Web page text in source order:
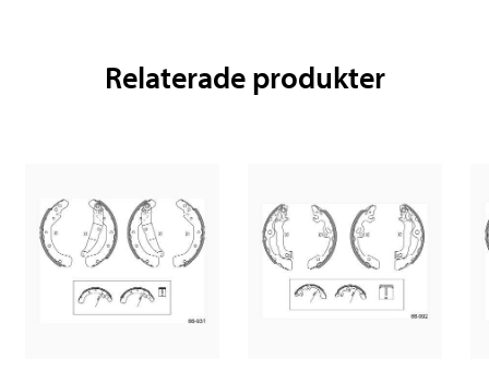
Relaterade produkter